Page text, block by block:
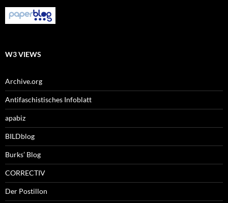
W3 VIEWS
Archive.org
Antifaschistisches Infoblatt
apabiz
BILDblog
Burks’ Blog
CORRECTIV
Der Postillon